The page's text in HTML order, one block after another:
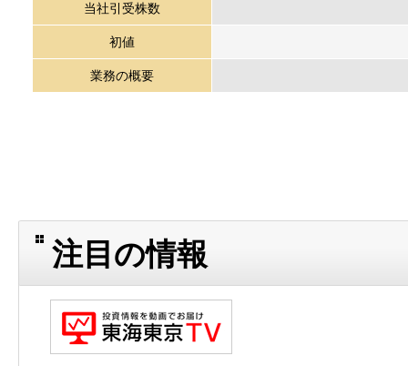
当社引受株数
初値
業務の概要
注目の情報